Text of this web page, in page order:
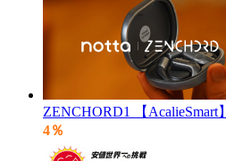
ZENCHORD1 【AcalieSmart】
4％